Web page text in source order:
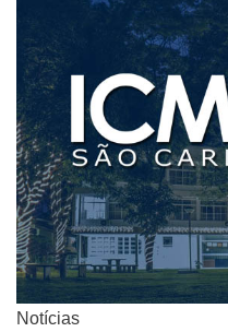
Notícias